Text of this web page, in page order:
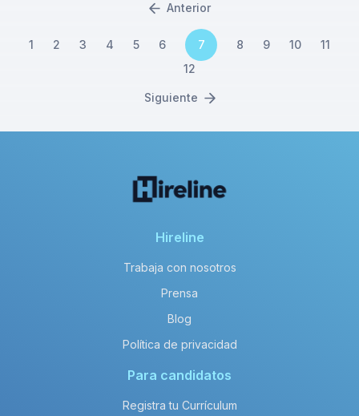
Anterior
1 2 3 4 5 6 7 8 9 10
11
12
Siguiente
Hireline
Trabaja con nosotros
Prensa
Blog
Política de privacidad
Para candidatos
Registra tu Currículum